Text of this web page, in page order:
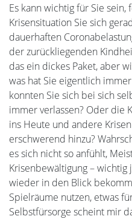
Es kann wichtig für Sie
Krisensituation Sie sich
dauerhaften
der zurückliegenden
das ein dickes Paket, aber
was hat Sie eigentlich
konnten Sie sich bei sich
immer verlassen? Oder die
ins Heute und andere
erschwerend hinzu?
es sich nicht so anfühlt,
Krisenbewältigung – wichtig
wieder in den Blick
Spielräume nutzen, etwas
Selbstfürsorge scheint mir